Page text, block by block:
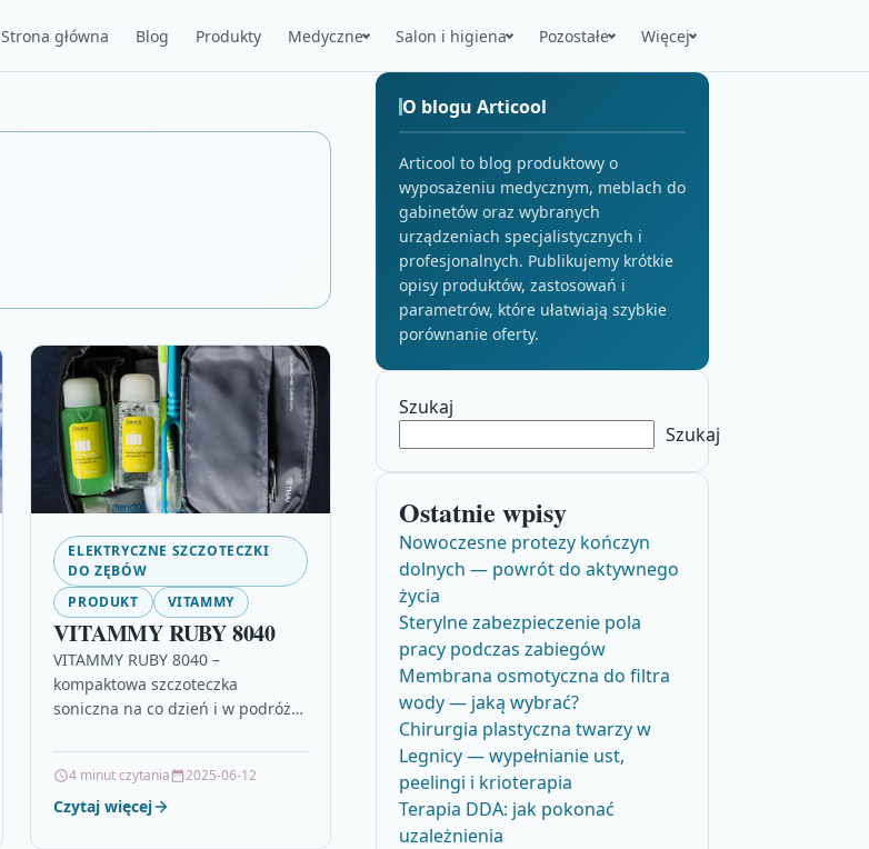
Strona główna Blog Produkty Medyczne Salon i higiena Pozostałe Więcej
ELEKTRYCZNE SZCZOTECZKI
DO ZĘBÓW
PRODUKT
VITAMMY
VITAMMY RUBY 8040
VITAMMY RUBY 8040 –
kompaktowa szczoteczka
soniczna na co dzień i w podróży
przenośna szczoteczka soniczna,
która została zaprojektowana…
4 minut czytania 2025-06-12
Czytaj więcej
O blogu Articool
Articool to blog produktowy o
wyposażeniu medycznym, meblach do
gabinetów oraz wybranych
urządzeniach specjalistycznych i
profesjonalnych. Publikujemy krótkie
opisy produktów, zastosowań i
parametrów, które ułatwiają szybkie
porównanie oferty.
Szukaj
Szukaj
Ostatnie wpisy
Nowoczesne protezy kończyn
dolnych — powrót do aktywnego
życia
Sterylne zabezpieczenie pola
pracy podczas zabiegów
Membrana osmotyczna do filtra
wody — jaką wybrać?
Chirurgia plastyczna twarzy w
Legnicy — wypełnianie ust,
peelingi i krioterapia
Terapia DDA: jak pokonać
uzależnienia